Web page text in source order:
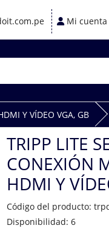
Mi cuenta
Y VÍDEO VGA, GB
TRIPP LITE
CONEXIÓN
HDMI Y
Código del producto:
Disponibilidad: 6